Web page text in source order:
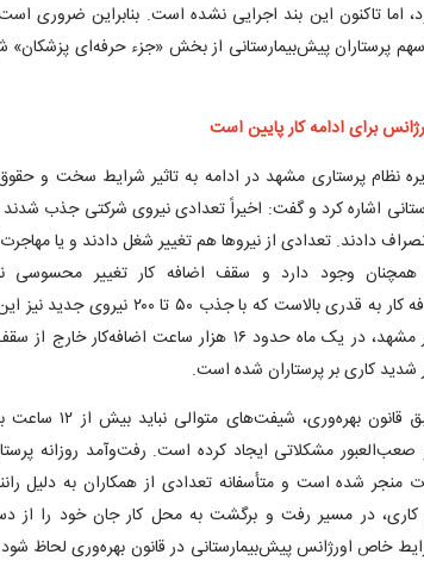
تاکنون این بند اجرایی نشده است. بنابراین ضروری
پرستاران پیش‌بیمارستانی از بخش «جزء حرفه‌ای پزشکان»
برای ادامه کار پایین است
نظام پرستاری مشهد در ادامه به تاثیر شرایط سخت و حقوق
اشاره کرد و گفت: اخیراً تعدادی نیروی شرکتی جذب شدند
دادند. تعدادی از نیروها هم تغییر شغل دادند و یا
همچنان وجود دارد و سقف اضافه کار تغییر محسوسی
پیش‌بیمارستانی اضافه کار به قدری بالاست که
نخواهد شد. مثلا در مشهد، در یک ماه حدود ۱۶ هزار ساعت
شدید کاری بر پرستاران شده است.
آریا مقدم افزود: طبق
صعب‌العبور مشکلاتی ایجاد کرده است. رفت‌وآمد روزانه
منجر شده است و متأسفانه تعدادی از همکاران به دلیل
در مسیر رفت و برگشت به محل کار جان خود را از
خاص اورژانس پیش‌بیمارستانی در قانون بهره‌وری لحاظ شود